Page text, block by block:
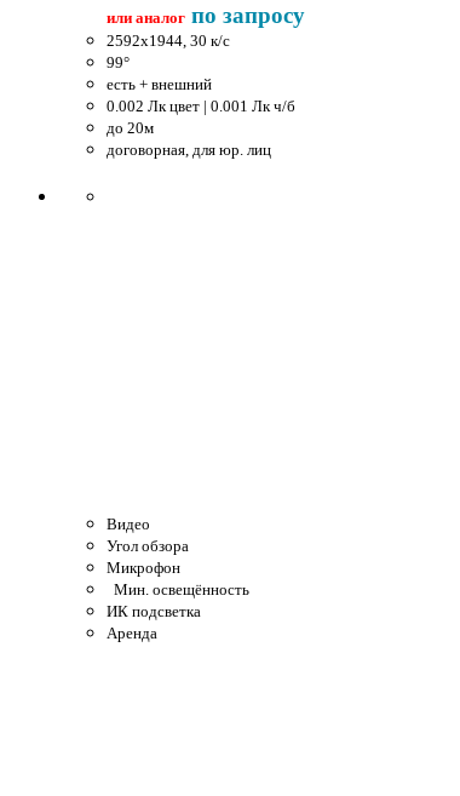
или аналог по запросу
2592x1944, 30 к/c
99°
есть + внешний
0.002 Лк цвет | 0.001 Лк ч/б
до 20м
договорная, для юр. лиц
Видео
Угол обзора
Микрофон
Мин. освещённость
ИК подсветка
Аренда